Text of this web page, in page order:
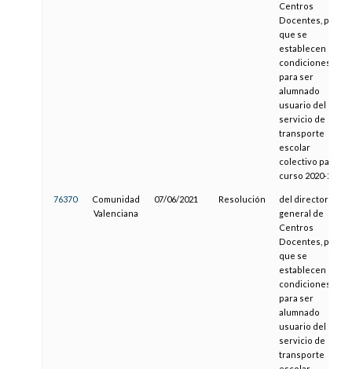
Centros
Docentes, por la
que se
establecen las
condiciones
para ser
alumnado
usuario del
servicio de
transporte
escolar
colectivo para el
curso 2020-2021
76370
Comunidad
Valenciana
07/06/2021 Resolución
del director
general de
Centros
Docentes, por la
que se
establecen las
condiciones
para ser
alumnado
usuario del
servicio de
transporte